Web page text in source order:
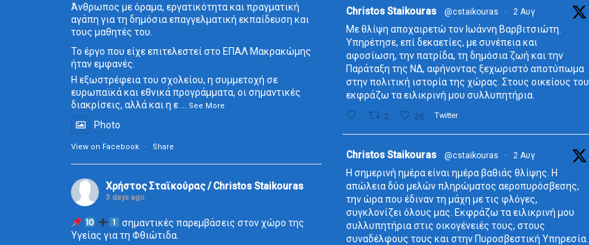
Άνθρωπος με όραμα, εργατικότητα και πραγματική
αγάπη για τη δημόσια επαγγελματική εκπαίδευση και
τους μαθητές του.
Το έργο που είχε επιτελεστεί στο ΕΠΑΛ Μακρακώμης
ήταν εμφανές.
Η εξωστρέφεια του σχολείου, η συμμετοχή σε
ευρωπαϊκά και εθνικά προγράμματα, οι σημαντικές
διακρίσεις, αλλά και η ε
See More
Photo
View on Facebook · Share
Χρήστος Σταϊκούρας / Christos Staikouras
3 days ago
σημαντικές παρεμβάσεις στον χώρο της
Υγείας για τη Φθιώτιδα.
Christos Staikouras @cstaikouras · 2 Αυγ
Με θλίψη αποχαιρετώ τον Ιωάννη Βαρβιτσιώτη.
Υπηρέτησε, επί δεκαετίες, με συνέπεια και
αφοσίωση, την πατρίδα, τη δημόσια ζωή και την
Παράταξη της ΝΔ, αφήνοντας ξεχωριστό αποτύπωμα
στην πολιτική ιστορία της χώρας. Στους οικείους του
εκφράζω τα ειλικρινή μου συλλυπητήρια.
2 26 Twitter
Christos Staikouras @cstaikouras · 2 Αυγ
Η σημερινή ημέρα είναι ημέρα βαθιάς θλίψης. Η
απώλεια δύο μελών πληρώματος αεροπυρόσβεσης,
την ώρα που έδιναν τη μάχη με τις φλόγες,
συγκλονίζει όλους μας. Εκφράζω τα ειλικρινή μου
συλλυπητήρια στις οικογένειές τους, στους
συναδέλφους τους και στην Πυροσβεστική Υπηρεσία.